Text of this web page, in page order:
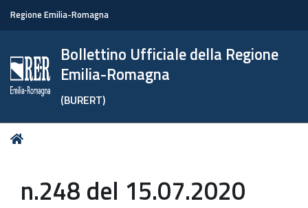
Regione Emilia-Romagna
Bollettino Ufficiale della Regione
Emilia-Romagna
(BURERT)
Tu
n.248 del 15.07.2020